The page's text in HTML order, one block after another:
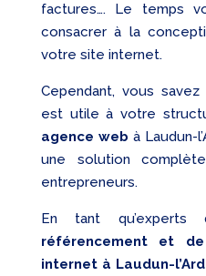
factures…. Le temps
consacrer à la
votre site internet.
Cependant, vous
est utile à votre
agence web à Laudun-
une solution
entrepreneurs.
En tant
référencement et
internet à Laudun-